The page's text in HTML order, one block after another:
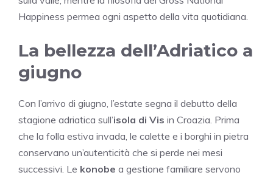
Happiness permea ogni aspetto della vita quotidiana.
La bellezza dell’Adriatico a
giugno
Con l’arrivo di giugno, l’estate segna il debutto della
stagione adriatica sull’isola di Vis in Croazia. Prima
che la folla estiva invada, le calette e i borghi in pietra
conservano un’autenticità che si perde nei mesi
successivi. Le konobe a gestione familiare servono